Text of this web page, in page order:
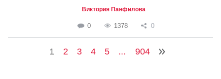
Виктория Панфилова
0 1378 0
1 2 3 4 5 ... 904